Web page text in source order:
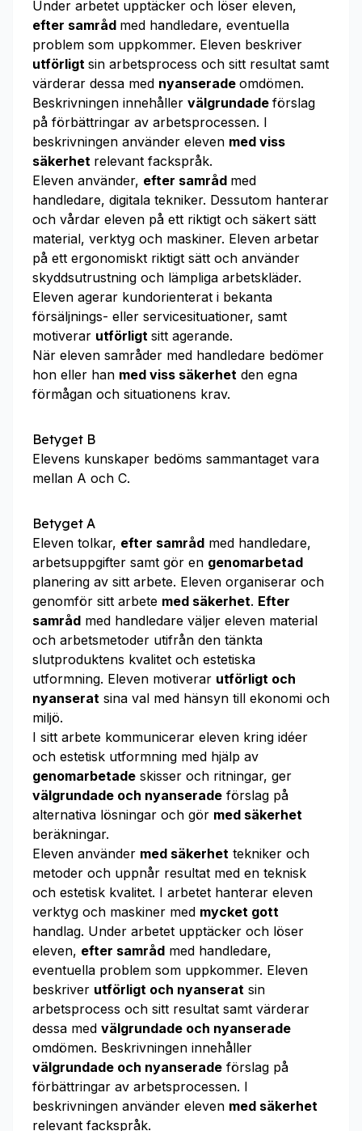
Under arbetet upptäcker och löser eleven,
efter samråd med handledare, eventuella
problem som uppkommer. Eleven beskriver
utförligt sin arbetsprocess och sitt resultat samt
värderar dessa med nyanserade omdömen.
Beskrivningen innehåller välgrundade förslag
på förbättringar av arbetsprocessen. I
beskrivningen använder eleven med viss
säkerhet relevant fackspråk.
Eleven använder, efter samråd med
handledare, digitala tekniker. Dessutom hanterar
och vårdar eleven på ett riktigt och säkert sätt
material, verktyg och maskiner. Eleven arbetar
på ett ergonomiskt riktigt sätt och använder
skyddsutrustning och lämpliga arbetskläder.
Eleven agerar kundorienterat i bekanta
försäljnings- eller servicesituationer, samt
motiverar utförligt sitt agerande.
När eleven samråder med handledare bedömer
hon eller han med viss säkerhet den egna
förmågan och situationens krav.
Betyget B
Elevens kunskaper bedöms sammantaget vara
mellan A och C.
Betyget A
Eleven tolkar, efter samråd med handledare,
arbetsuppgifter samt gör en genomarbetad
planering av sitt arbete. Eleven organiserar och
genomför sitt arbete med säkerhet. Efter
samråd med handledare väljer eleven material
och arbetsmetoder utifrån den tänkta
slutproduktens kvalitet och estetiska
utformning. Eleven motiverar utförligt och
nyanserat sina val med hänsyn till ekonomi och
miljö.
I sitt arbete kommunicerar eleven kring idéer
och estetisk utformning med hjälp av
genomarbetade skisser och ritningar, ger
välgrundade och nyanserade förslag på
alternativa lösningar och gör med säkerhet
beräkningar.
Eleven använder med säkerhet tekniker och
metoder och uppnår resultat med en teknisk
och estetisk kvalitet. I arbetet hanterar eleven
verktyg och maskiner med mycket gott
handlag. Under arbetet upptäcker och löser
eleven, efter samråd med handledare,
eventuella problem som uppkommer. Eleven
beskriver utförligt och nyanserat sin
arbetsprocess och sitt resultat samt värderar
dessa med välgrundade och nyanserade
omdömen. Beskrivningen innehåller
välgrundade och nyanserade förslag på
förbättringar av arbetsprocessen. I
beskrivningen använder eleven med säkerhet
relevant fackspråk.